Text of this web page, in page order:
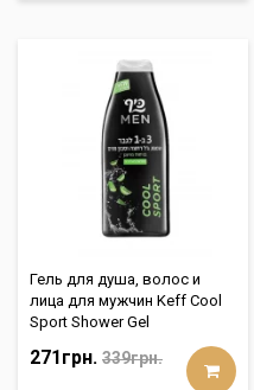
Гель для душа, волос и
лица для мужчин Keff Cool
Sport Shower Gel
271грн. 339грн.